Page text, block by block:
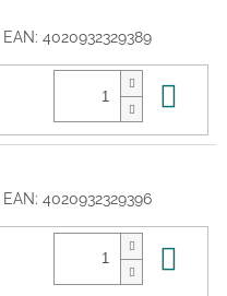
EAN: 4020932329389
EAN: 4020932329396